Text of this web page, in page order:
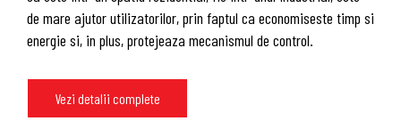
de mare ajutor utilizatorilor, prin faptul ca economiseste timp si
energie si, in plus, protejeaza mecanismul de control.
Vezi detalii complete